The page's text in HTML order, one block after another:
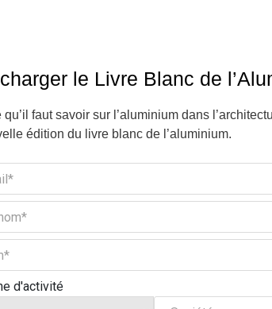
le Livre Blanc de
qu’il faut savoir sur l’aluminium dans
édition du livre blanc de l’aluminium.
d'activité